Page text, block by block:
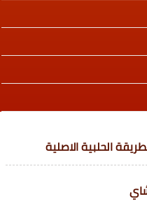
الحلبية الاصلية